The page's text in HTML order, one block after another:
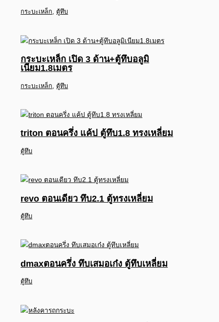
กระบะเหล็ก, ตู้ทึบ
กระบะเหล็ก เปิด 3 ด้าน+ตู้ทึบอลูมิ
เนียม1.8เมตร
กระบะเหล็ก ตู้ทึบ
triton ตอนครึ่ง แค้ป ตู้ทึบ1.8 ทรงเหลี่ยม
ตู้ทึบ
revo ตอนเดียว ทึบ2.1 ตู้ทรงเหลี่ยม
ตู้ทึบ
dmaxตอนครึ่ง ทึบเสมอเก๋ง ตู้ทึบเหลี่ยม
ตู้ทึบ